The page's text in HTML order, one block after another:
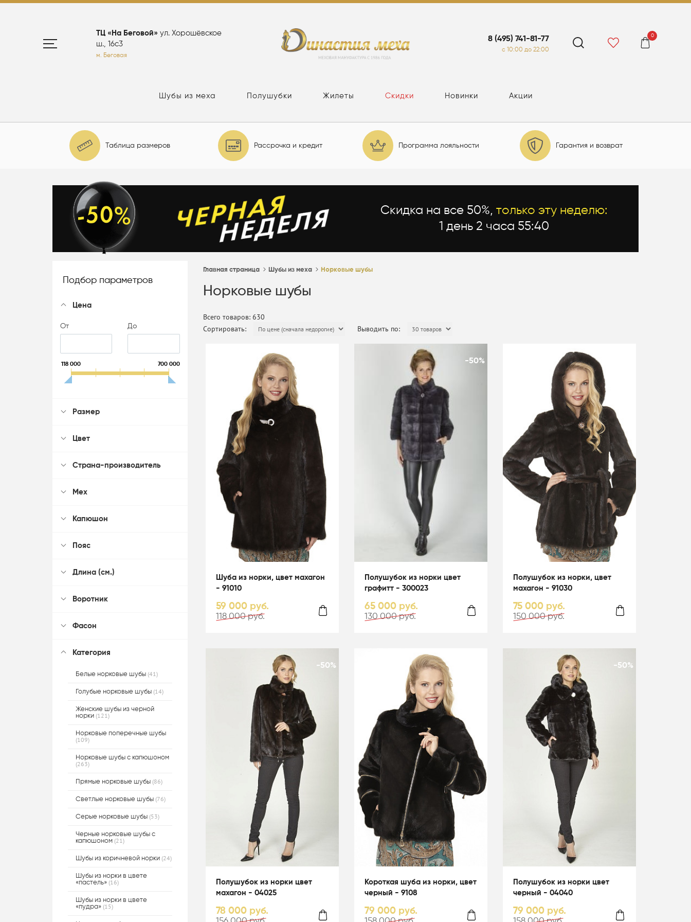
ТЦ «На Беговой» ул. Хорошёвское
ш., 16с3
м. Беговая
8 (495) 741-81-77
c 10:00 до 22:00
0
Шубы из меха Полушубки Жилеты Скидки Новинки Акции
Таблица размеров Рассрочка и кредит Программа лояльности Гарантия и возврат
Скидка на все 50%, только эту неделю:
1 день 2 часа 55:39
Подбор параметров
Цена
От До
118 000 700 000
Размер
Цвет
Страна-производитель
Мех
Капюшон
Пояс
Длина (см.)
Воротник
Фасон
Категория
Белые норковые шубы (41)
Голубые норковые шубы (14)
Женские шубы из черной
норки (121)
Норковые поперечные шубы
(109)
Норковые шубы с капюшоном
(263)
Прямые норковые шубы (86)
Светлые норковые шубы (76)
Серые норковые шубы (53)
Черные норковые шубы с
капюшоном (21)
Шубы из коричневой норки (24)
Шубы из норки в цвете
«пастель» (16)
Шубы из норки в цвете
«пудра» (15)
Главная страница Шубы из меха Норковые шубы
Норковые шубы
Всего товаров: 630
Сортировать:
Выводить по:
Шуба из норки, цвет махагон
- 91010
59 000 руб.
118 000 руб.
-50%
Полушубок из норки цвет
графитт - 300023
65 000 руб.
130 000 руб.
Полушубок из норки, цвет
махагон - 91030
75 000 руб.
150 000 руб.
-50%
Полушубок из норки цвет
махагон - 04025
78 000 руб.
Короткая шуба из норки, цвет
черный - 9108
79 000 руб.
-50%
Полушубок из норки цвет
черный - 04040
79 000 руб.